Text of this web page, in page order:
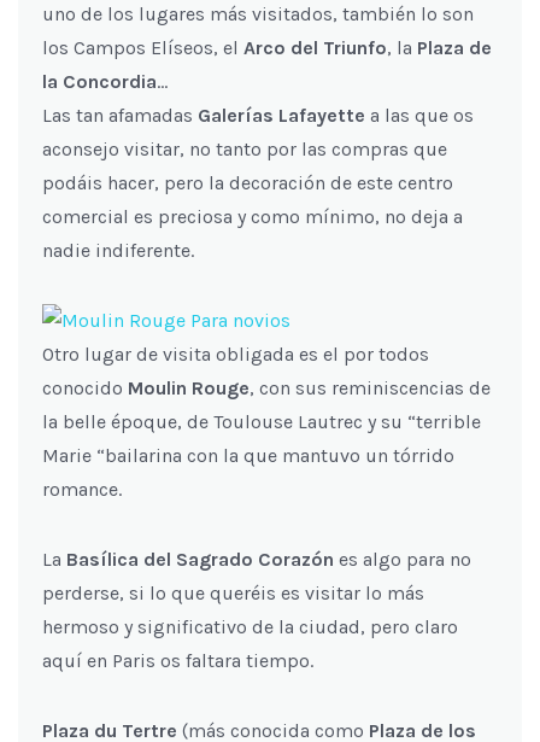
uno de los lugares más visitados, también lo son
los Campos Elíseos, el Arco del Triunfo, la Plaza de
la Concordia…
Las tan afamadas Galerías Lafayette a las que os
aconsejo visitar, no tanto por las compras que
podáis hacer, pero la decoración de este centro
comercial es preciosa y como mínimo, no deja a
nadie indiferente.
Otro lugar de visita obligada es el por todos
conocido Moulin Rouge, con sus reminiscencias de
la belle époque, de Toulouse Lautrec y su “terrible
Marie “bailarina con la que mantuvo un tórrido
romance.
La Basílica del Sagrado Corazón es algo para no
perderse, si lo que queréis es visitar lo más
hermoso y significativo de la ciudad, pero claro
aquí en Paris os faltara tiempo.
Plaza du Tertre (más conocida como Plaza de los